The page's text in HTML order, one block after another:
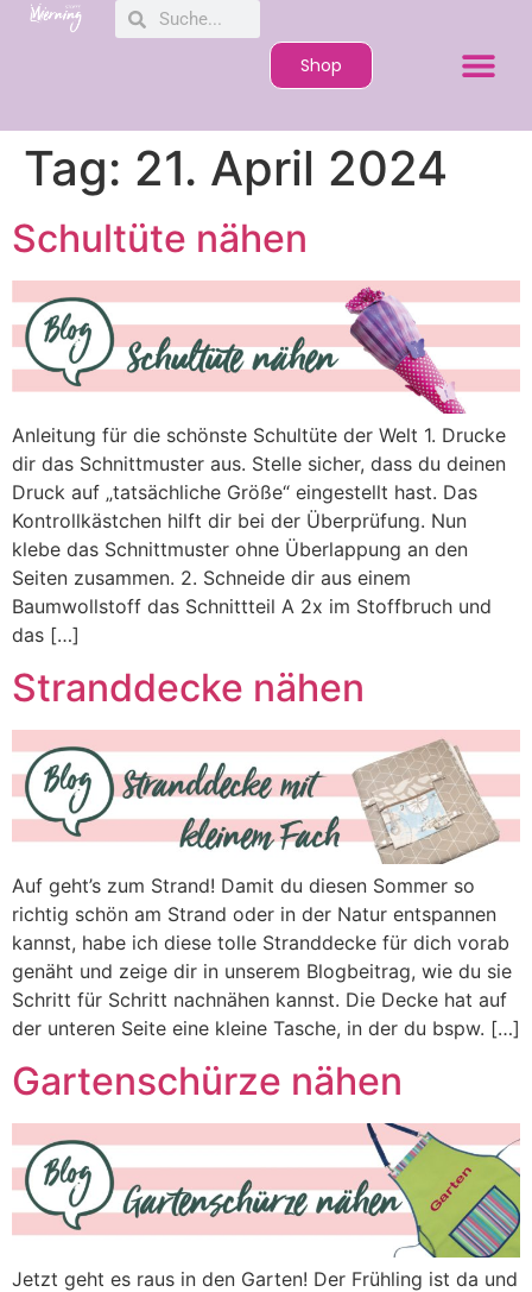
Shop
Tag: 21. April 2024
Schultüte nähen
Anleitung für die schönste Schultüte der Welt 1. Drucke
dir das Schnittmuster aus. Stelle sicher, dass du deinen
Druck auf „tatsächliche Größe“ eingestellt hast. Das
Kontrollkästchen hilft dir bei der Überprüfung. Nun
klebe das Schnittmuster ohne Überlappung an den
Seiten zusammen. 2. Schneide dir aus einem
Baumwollstoff das Schnittteil A 2x im Stoffbruch und
das […]
Stranddecke nähen
Auf geht’s zum Strand! Damit du diesen Sommer so
richtig schön am Strand oder in der Natur entspannen
kannst, habe ich diese tolle Stranddecke für dich vorab
genäht und zeige dir in unserem Blogbeitrag, wie du sie
Schritt für Schritt nachnähen kannst. Die Decke hat auf
der unteren Seite eine kleine Tasche, in der du bspw. […]
Gartenschürze nähen
Jetzt geht es raus in den Garten! Der Frühling ist da und